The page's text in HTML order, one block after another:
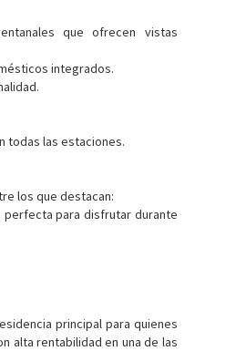
que ofrecen vistas
integrados.
todas las estaciones.
los que destacan:
perfecta para disfrutar durante
principal para quienes
alta rentabilidad en una de las